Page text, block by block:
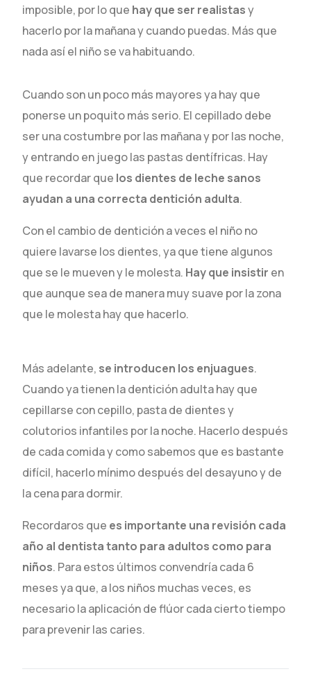
imposible, por lo que hay que ser realistasy
hacerlo por la mañana y cuando puedas. Más que
nada así el niño se va habituando.
Cuando son un poco más mayores ya hay que
ponerse un poquito más serio. El cepillado debe
ser una costumbre por las mañana y por las noche,
y entrando en juego las pastas dentífricas. Hay
que recordar que los dientes de leche sanos
ayudan a una correcta dentición adulta.
Con el cambio de dentición a veces el niño no
quiere lavarse los dientes, ya que tiene algunos
que se le mueven y le molesta. Hay que insistir en
que aunque sea de manera muy suave por la zona
que le molesta hay que hacerlo.
Más adelante, se introducen los enjuagues.
Cuando ya tienen la dentición adulta hay que
cepillarse con cepillo, pasta de dientes y
colutorios infantiles por la noche. Hacerlo después
de cada comida y como sabemos que es bastante
difícil, hacerlo mínimo después del desayuno y de
la cena para dormir.
Recordaros que es importante una revisión cada
año al dentista tanto para adultos como para
niños. Para estos últimos convendría cada 6
meses ya que, a los niños muchas veces, es
necesario la aplicación de flúor cada cierto tiempo
para prevenir las caries.